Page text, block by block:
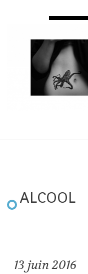
ALCOOL
13 juin 2016